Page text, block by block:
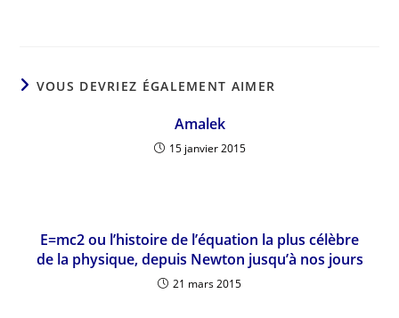
VOUS DEVRIEZ ÉGALEMENT AIMER
Amalek
15 janvier 2015
E=mc2 ou l’histoire de l’équation la plus célèbre
de la physique, depuis Newton jusqu’à nos jours
21 mars 2015